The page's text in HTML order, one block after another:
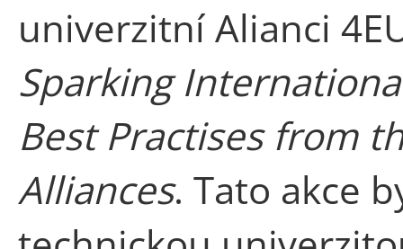
univerzitní Alianci
Sparking
Best Practises from
Alliances. Tato akce